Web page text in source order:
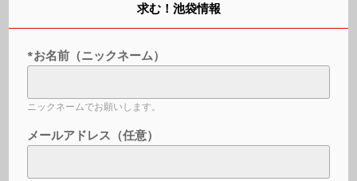
求む！池袋情報
*お名前（ニックネーム）
ニックネームでお願いします。
メールアドレス（任意）